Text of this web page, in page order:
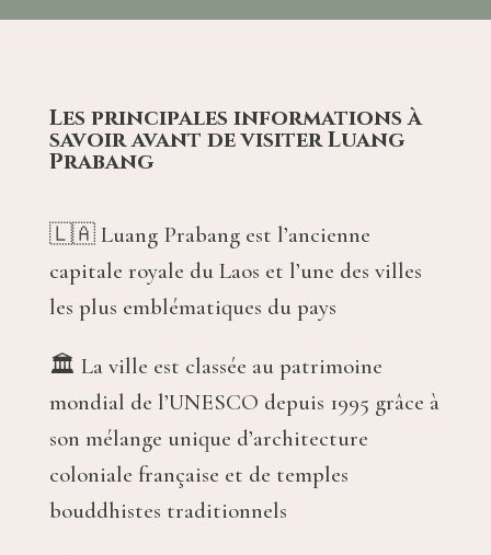
Les principales informations à
savoiravant de visiter Luang
Prabang
🇱🇦 Luang Prabang est l’ancienne
capitale royale du Laos et l’une des villes
les plus emblématiques du pays
🏛 La ville est classée au patrimoine
mondial de l’UNESCO depuis 1995 grâce à
son mélange unique d’architecture
coloniale française et de temples
bouddhistes traditionnels